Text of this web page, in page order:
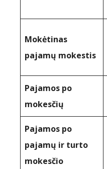
Mokėtinas
pajamų mokestis
Pajamos po
mokesčių
Pajamos po
pajamų ir turto
mokesčio